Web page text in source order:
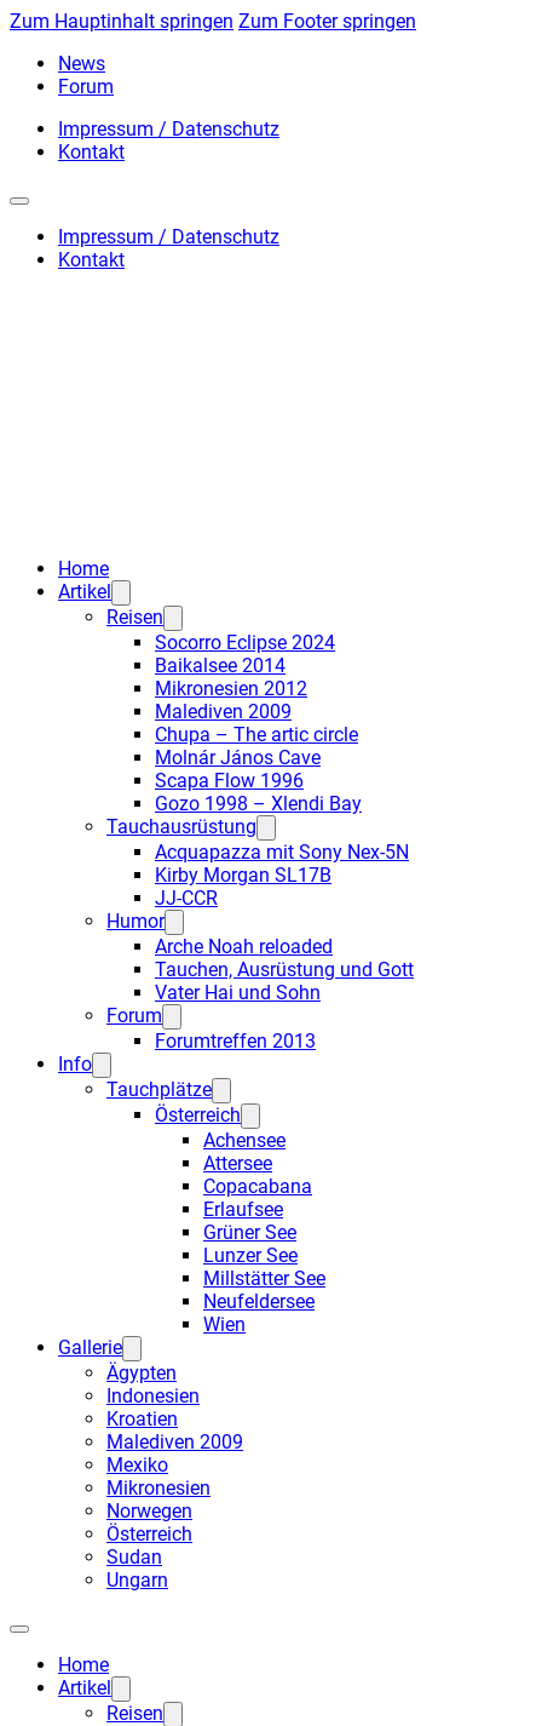
Zum Hauptinhalt springen Zum Footer springen
News
Forum
Impressum / Datenschutz
Kontakt
Impressum / Datenschutz
Kontakt
Home
Artikel
Reisen
Socorro Eclipse 2024
Baikalsee 2014
Mikronesien 2012
Malediven 2009
Chupa – The artic circle
Molnár János Cave
Scapa Flow 1996
Gozo 1998 – Xlendi Bay
Tauchausrüstung
Acquapazza mit Sony Nex-5N
Kirby Morgan SL17B
JJ-CCR
Humor
Arche Noah reloaded
Tauchen, Ausrüstung und Gott
Vater Hai und Sohn
Forum
Forumtreffen 2013
Info
Tauchplätze
Österreich
Achensee
Attersee
Copacabana
Erlaufsee
Grüner See
Lunzer See
Millstätter See
Neufeldersee
Wien
Gallerie
Ägypten
Indonesien
Kroatien
Malediven 2009
Mexiko
Mikronesien
Norwegen
Österreich
Sudan
Ungarn
Home
Artikel
Reisen